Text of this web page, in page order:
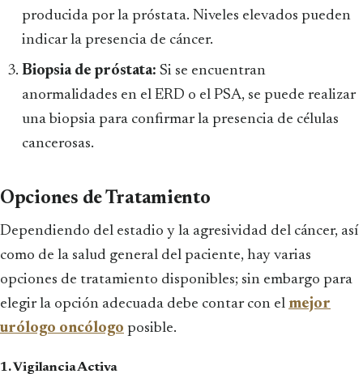
producida por la próstata. Niveles elevados pueden
indicar la presencia de cáncer.
Biopsia de próstata: Si se encuentran
anormalidades en el ERD o el PSA, se puede realizar
una biopsia para confirmar la presencia de células
cancerosas.
Opciones de Tratamiento
Dependiendo del estadio y la agresividad del cáncer, así
como de la salud general del paciente, hay varias
opciones de tratamiento disponibles; sin embargo para
elegir la opción adecuada debe contar con el mejor
urólogo oncólogo posible.
1. Vigilancia Activa